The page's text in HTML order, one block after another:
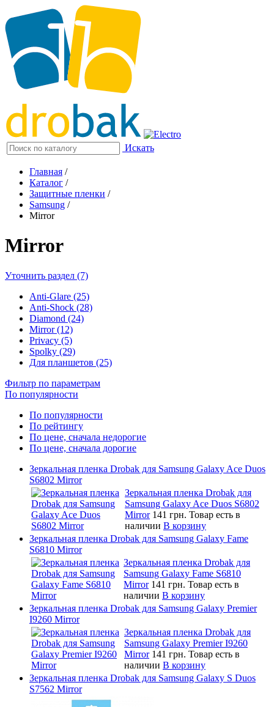
Искать
Главная /
Каталог /
Защитные пленки /
Samsung /
Mirror
Mirror
Уточнить раздел (7)
Anti-Glare (25)
Anti-Shock (28)
Diamond (24)
Mirror (12)
Privacy (5)
Spolky (29)
Для планшетов (25)
Фильтр по параметрам
По популярности
По популярности
По рейтингу
По цене, сначала недорогие
По цене, сначала дорогие
Зеркальная пленка Drobak для Samsung Galaxy Ace Duos
S6802 Mirror
Зеркальная пленка Drobak для
Samsung Galaxy Ace Duos S6802
Mirror 141 грн. Товар есть в
наличии В корзину
Зеркальная пленка Drobak для Samsung Galaxy Fame
S6810 Mirror
Зеркальная пленка Drobak для
Samsung Galaxy Fame S6810
Mirror 141 грн. Товар есть в
наличии В корзину
Зеркальная пленка Drobak для Samsung Galaxy Premier
I9260 Mirror
Зеркальная пленка Drobak для
Samsung Galaxy Premier I9260
Mirror 141 грн. Товар есть в
наличии В корзину
Зеркальная пленка Drobak для Samsung Galaxy S Duos
S7562 Mirror